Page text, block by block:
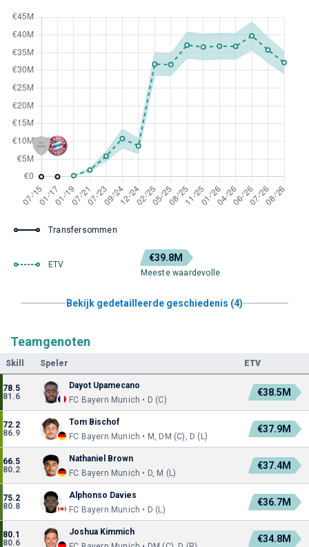
Transfersommen
ETV
€39.8M
Meeste waardevolle
Bekijk gedetailleerde geschiedenis (4)
Teamgenoten
Skill Speler ETV
78.5
81.6
Dayot Upamecano
FC Bayern Munich • D (C)
€38.5M
72.2
86.9
Tom Bischof
FC Bayern Munich • M, DM (C), D (L)
€37.9M
66.5
80.2
Nathaniel Brown
FC Bayern Munich • D, M (L)
€37.4M
75.2
80.8
Alphonso Davies
FC Bayern Munich • D (L)
€36.7M
80.1
80.6
Joshua Kimmich
€34.8M